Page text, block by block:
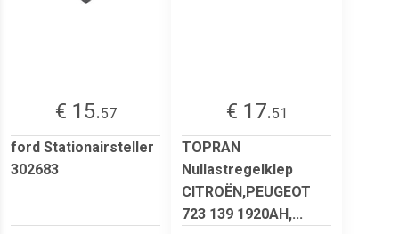
€ 15.57
ford Stationairsteller
302683
€ 17.51
TOPRAN
Nullastregelklep
CITROËN,PEUGEOT
723 139 1920AH,...